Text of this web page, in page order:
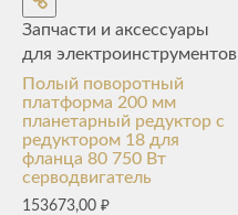
Запчасти и аксессуары
для электроинструментов
Полый поворотный
платформа 200 мм
планетарный редуктор с
редуктором 18 для
фланца 80 750 Вт
серводвигатель
153673,00 ₽